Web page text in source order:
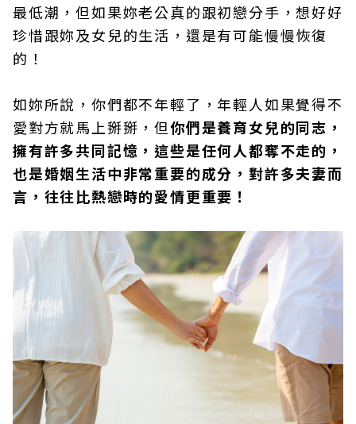
最低潮，但如果妳老公真的跟初戀分手，想好好
珍惜跟妳及女兒的生活，還是有可能慢慢恢復
的！
如妳所說，你們都不年輕了，年輕人如果覺得不
愛對方就馬上掰掰，但你們是養育女兒的同志，
擁有許多共同記憶，這些是任何人都奪不走的，
也是婚姻生活中非常重要的成分，對許多夫妻而
言，往往比熱戀時的愛情更重要！